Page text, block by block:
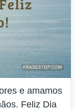
e amamos
Feliz Dia